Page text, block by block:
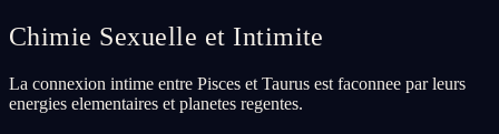
Chimie Sexuelle et Intimite
La connexion intime entre Pisces et Taurus est faconnee par leurs
energies elementaires et planetes regentes.